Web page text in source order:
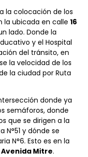
la colocación de los
la ubicada en calle 16
lado. Donde la
y el Hospital
del tránsito, en
la velocidad de los
la ciudad por Ruta
donde ya
semáforos, donde
que se dirigen a la
N°51 y dónde se
N°6. Esto es en la
Mitre.